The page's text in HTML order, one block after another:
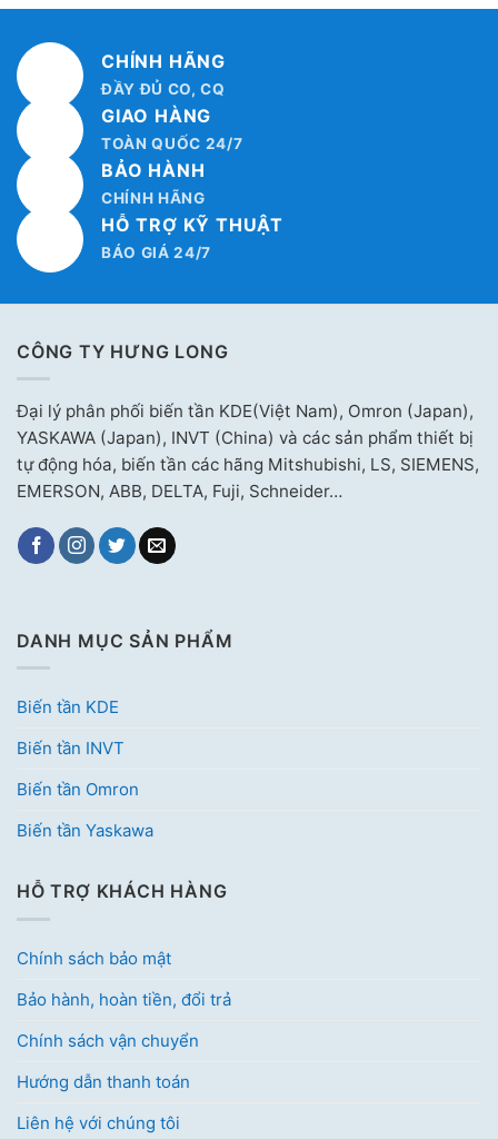
CHÍNH HÃNG
ĐẦY ĐỦ CO, CQ
GIAO HÀNG
TOÀN QUỐC 24/7
BẢO HÀNH
CHÍNH HÃNG
HỖ TRỢ KỸ THUẬT
BÁO GIÁ 24/7
CÔNG TY HƯNG LONG
Đại lý phân phối biến tần KDE(Việt Nam), Omron (Japan),
YASKAWA (Japan), INVT (China) và các sản phẩm thiết bị
tự động hóa, biến tần các hãng Mitshubishi, LS, SIEMENS,
EMERSON, ABB, DELTA, Fuji, Schneider…
DANH MỤC SẢN PHẨM
Biến tần KDE
Biến tần INVT
Biến tần Omron
Biến tần Yaskawa
HỖ TRỢ KHÁCH HÀNG
Chính sách bảo mật
Bảo hành, hoàn tiền, đổi trả
Chính sách vận chuyển
Hướng dẫn thanh toán
Liên hệ với chúng tôi